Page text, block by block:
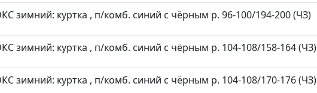
зимний: куртка , п/комб. синий с чёрным р. 96-100/194-200 (ЧЗ)
зимний: куртка , п/комб. синий с чёрным р. 104-108/158-164 (ЧЗ)
зимний: куртка , п/комб. синий с чёрным р. 104-108/170-176 (ЧЗ)